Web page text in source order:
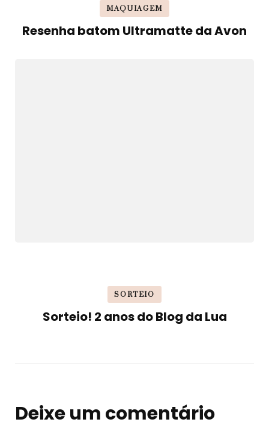
MAQUIAGEM
Resenha batom Ultramatte da Avon
SORTEIO
Sorteio! 2 anos do Blog da Lua
Deixe um comentário